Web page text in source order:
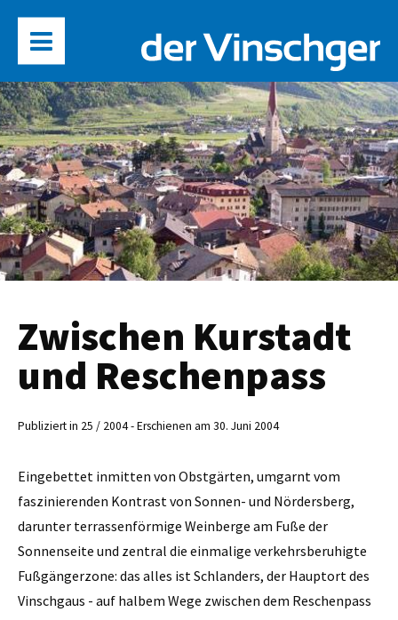
Zwischen Kurstadt
und Reschenpass
Publiziert in 25 / 2004 - Erschienen am 30. Juni 2004
Eingebettet inmitten von Obstgärten, umgarnt vom
faszinierenden Kontrast von Sonnen- und Nördersberg,
darunter terrassenförmige Weinberge am Fuße der
Sonnenseite und zentral die einmalige verkehrsberuhigte
Fußgängerzone: das alles ist Schlanders, der Hauptort des
Vinschgaus - auf halbem Wege zwischen dem Reschenpass